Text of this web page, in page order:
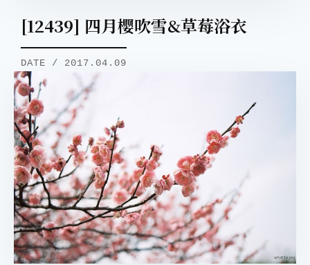
[12439] 四月樱吹雪&草莓浴衣
DATE / 2017.04.09